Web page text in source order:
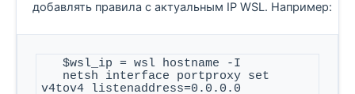
добавлять правила с актуальным IP WSL. Например:
   $wsl_ip = wsl hostname -I
v4tov4 listenaddress=0.0.0.0